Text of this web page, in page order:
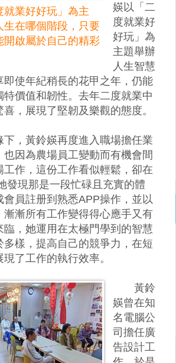
就業好好玩」為主
生在哪個階段，只要
開啟屬於自己的精彩
媖以「二
度就業好
好玩」為
主題舉辦
人生智慧
即使年紀稍長的花甲之年，仍能
特價值和韌性。去年二度就業中
，展現了堅韌及樂觀的態度。
，黃鈴媖再度進入職場擔任業
也因為農場員工變動而有機會間
工作，這份工作看似輕鬆，卻在
發現那是一段忙碌且充實的體
會員註册到熟悉APP操作，並以
漸漸所有工作變得得心應手又有
臨，她運用在太極門學到的智慧
多樣，提高自己的競爭力，在短
了工作的執行效率。
黃鈴
媖曾在知
名電腦公
司擔任廣
告設計工